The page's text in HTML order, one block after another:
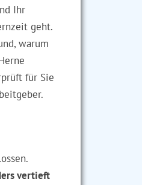
Ihr
geht.
warum
für Sie
vertieft